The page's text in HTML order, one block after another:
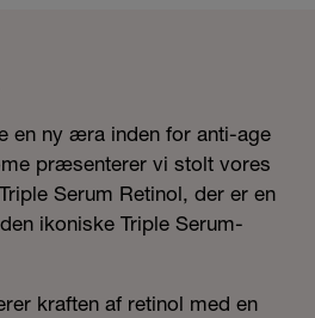
en ny æra inden for anti-age
præsenterer vi stolt vores
Serum Retinol, der er en
ikoniske Triple Serum-
kraften af retinol med en